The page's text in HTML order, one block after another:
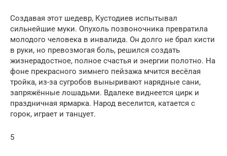
Создавая этот шедевр, Кустодиев испытывал
сильнейшие муки. Опухоль позвоночника превратила
молодого человека в инвалида. Он долго не брал кисти
в руки, но превозмогая боль, решился создать
жизнерадостное, полное счастья и энергии полотно. На
фоне прекрасного зимнего пейзажа мчится весёлая
тройка, из-за сугробов выныривают нарядные сани,
запряжённые лошадьми. Вдалеке виднеется цирк и
праздничная ярмарка. Народ веселится, катается с
горок, играет и танцует.
5